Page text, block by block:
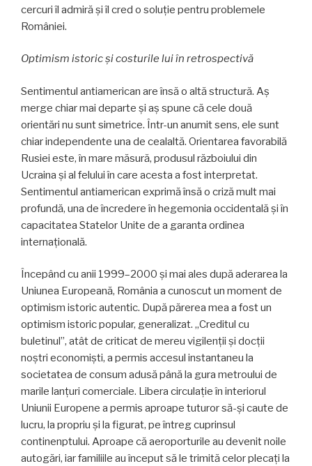
cercuri îl admiră și îl cred o soluție pentru problemele
României.
Optimism istoric și costurile lui în retrospectivă
Sentimentul antiamerican are însă o altă structură. Aș
merge chiar mai departe și aș spune că cele două
orientări nu sunt simetrice. Într-un anumit sens, ele sunt
chiar independente una de cealaltă. Orientarea favorabilă
Rusiei este, în mare măsură, produsul războiului din
Ucraina și al felului în care acesta a fost interpretat.
Sentimentul antiamerican exprimă însă o criză mult mai
profundă, una de încredere în hegemonia occidentală și în
capacitatea Statelor Unite de a garanta ordinea
internațională.
Începând cu anii 1999–2000 și mai ales după aderarea la
Uniunea Europeană, România a cunoscut un moment de
optimism istoric autentic. După părerea mea a fost un
optimism istoric popular, generalizat. „Creditul cu
buletinul”, atât de criticat de mereu vigilenții și docții
noștri economiști, a permis accesul instantaneu la
societatea de consum adusă până la gura metroului de
marile lanțuri comerciale. Libera circulație în interiorul
Uniunii Europene a permis aproape tuturor să-și caute de
lucru, la propriu și la figurat, pe întreg cuprinsul
continenptului. Aproape că aeroporturile au devenit noile
autogări, iar familiile au început să le trimită celor plecați la